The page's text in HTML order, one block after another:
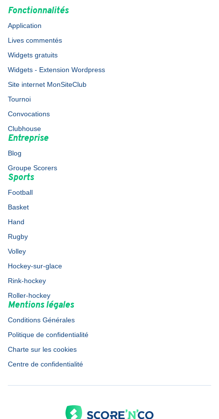
Fonctionnalités
Application
Lives commentés
Widgets gratuits
Widgets - Extension Wordpress
Site internet MonSiteClub
Tournoi
Convocations
Clubhouse
Entreprise
Blog
Groupe Scorers
Sports
Football
Basket
Hand
Rugby
Volley
Hockey-sur-glace
Rink-hockey
Roller-hockey
Mentions légales
Conditions Générales
Politique de confidentialité
Charte sur les cookies
Centre de confidentialité